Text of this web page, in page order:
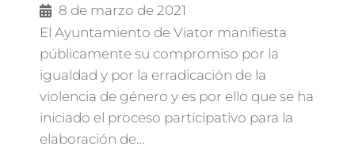
8 de marzo de 2021
El Ayuntamiento de Viator manifiesta
públicamente su compromiso por la
igualdad y por la erradicación de la
violencia de género y es por ello que se ha
iniciado el proceso participativo para la
elaboración de…